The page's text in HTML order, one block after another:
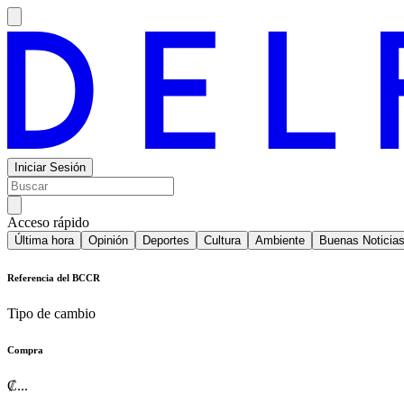
Iniciar Sesión
Acceso rápido
Última hora Opinión Deportes Cultura Ambiente Buenas Noticias
Referencia del BCCR
Tipo de cambio
Compra
₡...